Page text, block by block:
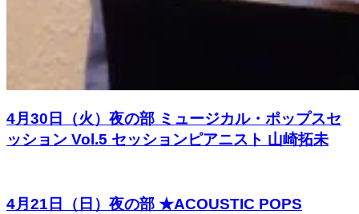
4月30日（火）夜の部 ミュージカル・ポップスセ
ッション Vol.5 セッションピアニスト 山崎拓未
4月21日（日）夜の部 ★ACOUSTIC POPS